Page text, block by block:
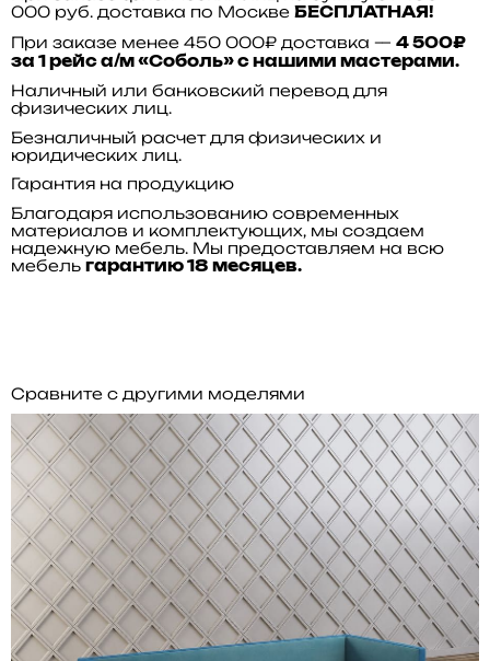
000 руб. доставка по Москве БЕСПЛАТНАЯ!
При заказе менее 450 000₽ доставка — 4 500₽
за 1 рейс а/м «Соболь» с нашими мастерами.
Наличный или банковский перевод для
физических лиц.
Безналичный расчет для физических и
юридических лиц.
Гарантия на продукцию
Благодаря использованию современных
материалов и комплектующих, мы создаем
надежную мебель. Мы предоставляем на всю
мебель гарантию 18 месяцев.
Сравните с другими моделями